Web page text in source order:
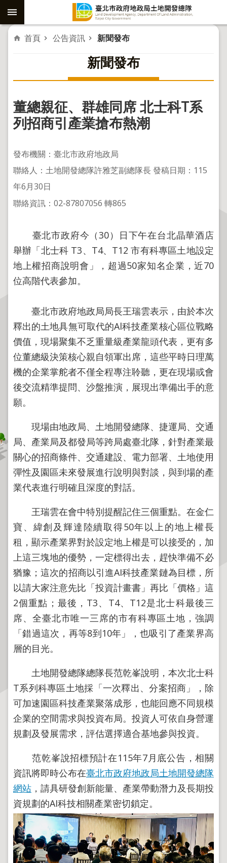
跳到主要內容區塊
進
社
子
劃
共
逕
為
分
割
成
果
供
應
檔
案
應
政
府
資
訊
公
公
告
資
訊
機
關
介
紹
業
務
主
題
專
區
務
園
地
合
資
訊
首頁 公告資訊 新聞發布
新聞發布
董總親征、群雄同席 北士科T系
列招商引產業搶布熱潮
發布機關：臺北市政府地政局
聯絡人：土地開發總隊許雅芝副總隊長 發稿日期：115
年6月30日
聯絡資訊：02-87807056 轉865
臺北市政府今（30）日下午在台北晶華酒店
舉辦「北士科 T3、T4、T12 市有科專區土地設定
地上權招商說明會」，超過50家知名企業，近70
位高階代表參加。
臺北市政府地政局局長王瑞雲表示，由於本次
釋出的土地具無可取代的Al科技產業核心區位戰略
價值，現場聚集不乏重量級產業龍頭代表，更有多
位董總級決策核心親自領軍出席，這些平時日理萬
機的企業掌舵者不僅全程專注聆聽，更在現場或會
後交流精準提問、沙盤推演，展現出準備出手的意
願。
現場由地政局、土地開發總隊、捷運局、交通
局、產業局及都發局等跨局處臺北隊，針對產業最
關心的招商條件、交通建設、電力部署、土地使用
彈性及園區未來發展進行說明與對談，與到場的產
業代表進行明確且深度的對話。
王瑞雲在會中特別提醒記住三個重點。在金仁
寶、緯創及輝達陸續取得50年以上的地上權長
租，顯示產業界對於設定地上權是可以接受的，加
上這三塊地的優勢，一定標得出去，趕快準備不必
猶豫；這次的招商以引進AI科技產業鏈為目標，所
以請大家注意先比「投資計畫書」再比「價格」這
2個重點；最後，T3、T4、T12是北士科最後三
席、全臺北市唯一三席的市有科專區土地，強調
「錯過這次，再等8到10年」，也吸引了產業界高
層的目光。
土地開發總隊總隊長范乾峯說明，本次北士科
T系列科專區土地採「一次釋出、分案招商」，除
可加速園區科技產業聚落成形，也能回應不同規模
企業的空間需求與投資布局。投資人可依自身營運
規劃及發展需求，評估選擇適合基地參與投資。
范乾峯說招標預計在115年7月底公告，相關
資訊將即時公布在臺北市政府地政局土地開發總隊
網站 ，請具研發創新能量、產業帶動潛力及長期投
資規劃的AI科技相關產業密切鎖定。